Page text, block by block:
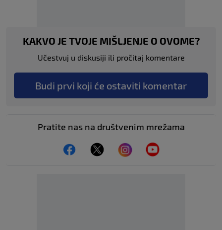
KAKVO JE TVOJE MIŠLJENJE O OVOME?
Učestvuj u diskusiji ili pročitaj komentare
Budi prvi koji će ostaviti komentar
Pratite nas na društvenim mrežama